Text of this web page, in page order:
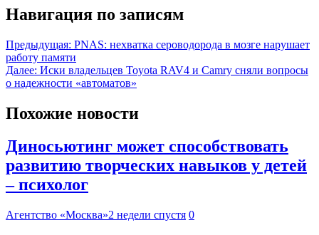
Навигация по записям
Предыдущая: PNAS: нехватка сероводорода в мозге нарушает
работу памяти
Далее: Иски владельцев Toyota RAV4 и Camry сняли вопросы
о надежности «автоматов»
Похожие новости
Диносьютинг может способствовать
развитию творческих навыков у детей
– психолог
Агентство «Москва»2 недели спустя 0